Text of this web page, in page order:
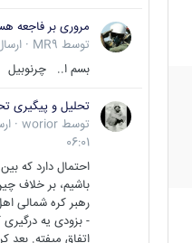
مروری بر فاجعه
توسط MR9
·
بسم ا..
توسط worior
·
06:01
احتمال دارد که
باشیم، بر خلاف
رهبر کره شمالی
- بزودی یه
اتفاق میفته. بعد